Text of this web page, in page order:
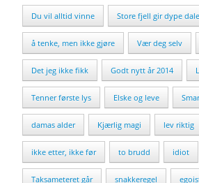
Du vil alltid vinne Store fjell gir dype
å tenke, men ikke gjøre Vær deg selv
Det jeg ikke fikk Godt nytt år 2014
Tenner første lys Elske og leve
damas alder Kjærlig magi lev riktig
ikke etter, ikke før to brudd idiot
Taksameteret går snakkeregel